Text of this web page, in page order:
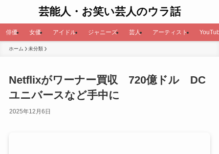
芸能人・お笑い芸人のウラ話
俳優 女優 アイドル ジャニーズ 芸人 アーティスト
ホーム 未分類
Netflixがワーナー買収 720億ドル DC
ユニバースなど手中に
2025年12月6日